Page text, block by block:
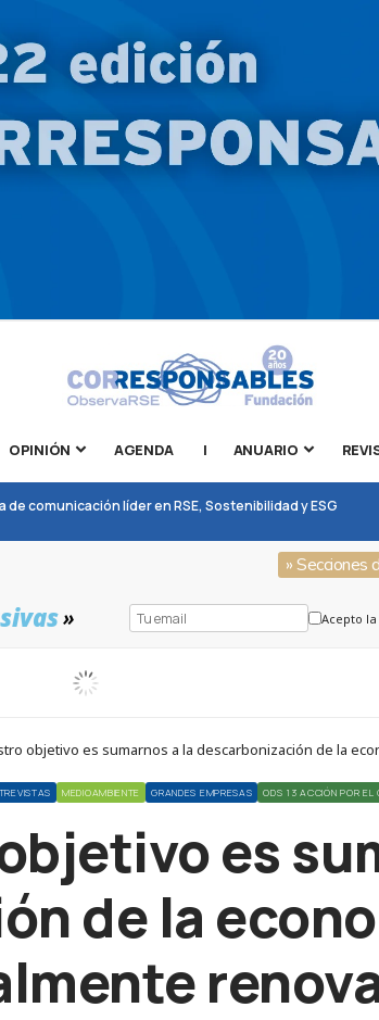
OPINIÓN AGENDA | ANUARIO
comunicación líder en RSE, Sostenibilidad y ESG
» Secciones
» Acepto
objetivo es sumarnos a la descarbonización de la
MEDIOAMBIENTE GRANDES EMPRESAS ODS 13 ACCIÓN POR EL
es
de la